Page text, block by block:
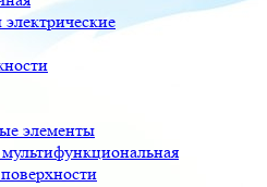
элементы